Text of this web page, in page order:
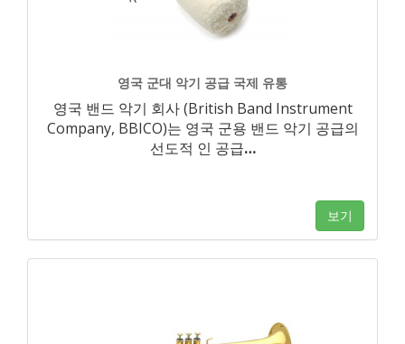
영국 군대 악기 공급 국제 유통
영국 밴드 악기 회사 (British Band Instrument
Company, BBICO)는 영국 군용 밴드 악기 공급의
선도적 인 공급…
보기